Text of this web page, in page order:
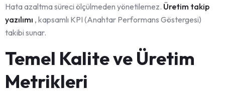
Hata azaltma süreci ölçülmeden yönetilemez. Üretim takip
yazılımı , kapsamlı KPI (Anahtar Performans Göstergesi)
takibi sunar.
Temel Kalite ve Üretim
Metrikleri